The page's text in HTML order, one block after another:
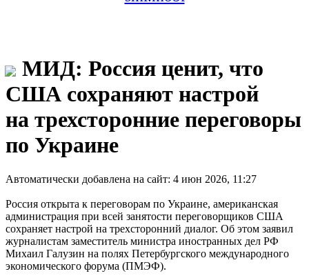
МИД: Россия ценит, что
США сохраняют настрой
на трехсторонние переговоры
по Украине
Автоматически добавлена на сайт: 4 июн 2026, 11:27
Россия открыта к переговорам по Украине, американская
администрация при всей занятости переговорщиков США
сохраняет настрой на трехсторонний диалог. Об этом заявил
журналистам заместитель министра иностранных дел РФ
Михаил Галузин на полях Петербургского международного
экономического форума (ПМЭФ).